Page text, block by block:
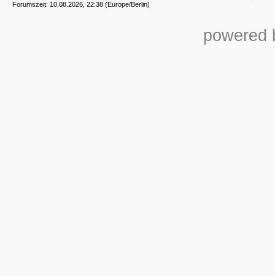
Forumszeit: 10.08.2026, 22:38 (Europe/Berlin)
powered